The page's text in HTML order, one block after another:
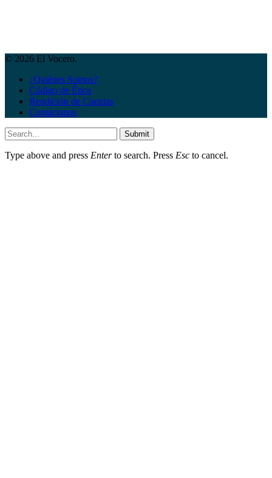
© 2026 El Vocero.
¿Quiénes Somos?
Código de Ética
Rendición de Cuentas
Contáctanos
Submit
Type above and press Enterto search. Press Esc to cancel.